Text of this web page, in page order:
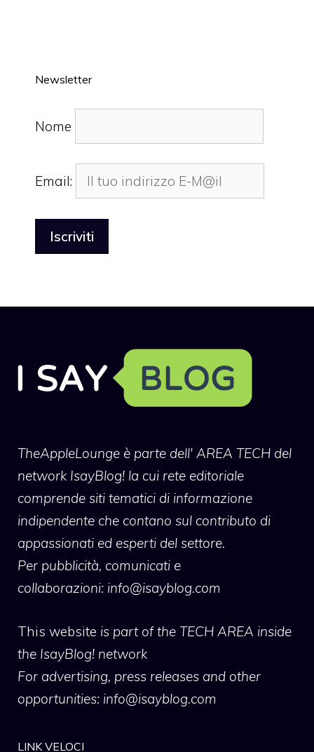
Newsletter
Nome
Email:
TheAppleLounge è parte dell' AREA TECH del
network IsayBlog! la cui rete editoriale
comprende siti tematici di informazione
indipendente che contano sul contributo di
appassionati ed esperti del settore.
Per pubblicità, comunicati e
collaborazioni: info@isayblog.com
This website is part of the TECH AREA inside
the IsayBlog! network
For advertising, press releases and other
opportunities: info@isayblog.com
LINK VELOCI